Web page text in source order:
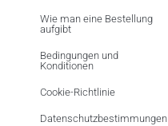
Wie man eine Bestellung
aufgibt
Bedingungen und
Konditionen
Cookie-Richtlinie
Datenschutzbestimmungen